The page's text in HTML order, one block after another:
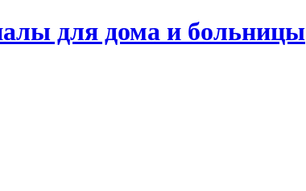
для дома и больницы